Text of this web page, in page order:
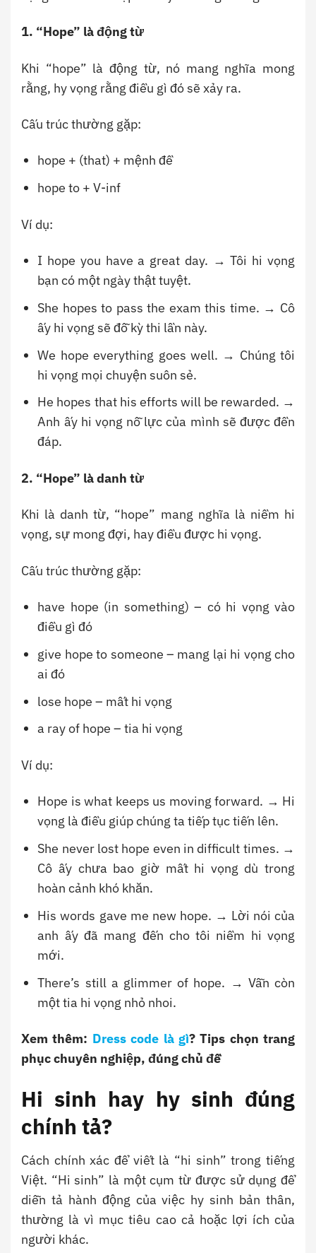
1. “Hope” là động từ
Khi “hope” là động từ, nó mang nghĩa mong
rằng, hy vọng rằng điều gì đó sẽ xảy ra.
Cấu trúc thường gặp:
hope + (that) + mệnh đề
hope to + V-inf
Ví dụ:
I hope you have a great day. → Tôi hi vọng
bạn có một ngày thật tuyệt.
She hopes to pass the exam this time. → Cô
ấy hi vọng sẽ đỗ kỳ thi lần này.
We hope everything goes well. → Chúng tôi
hi vọng mọi chuyện suôn sẻ.
He hopes that his efforts will be rewarded. →
Anh ấy hi vọng nỗ lực của mình sẽ được đền
đáp.
2. “Hope” là danh từ
Khi là danh từ, “hope” mang nghĩa là niềm hi
vọng, sự mong đợi, hay điều được hi vọng.
Cấu trúc thường gặp:
have hope (in something) – có hi vọng vào
điều gì đó
give hope to someone – mang lại hi vọng cho
ai đó
lose hope – mất hi vọng
a ray of hope – tia hi vọng
Ví dụ:
Hope is what keeps us moving forward. → Hi
vọng là điều giúp chúng ta tiếp tục tiến lên.
She never lost hope even in difficult times. →
Cô ấy chưa bao giờ mất hi vọng dù trong
hoàn cảnh khó khăn.
His words gave me new hope. → Lời nói của
anh ấy đã mang đến cho tôi niềm hi vọng
mới.
There’s still a glimmer of hope. → Vẫn còn
một tia hi vọng nhỏ nhoi.
Xem thêm: Dress code là gì? Tips chọn trang
phục chuyên nghiệp, đúng chủ đề
Hi sinh hay hy sinh đúng
chính tả?
Cách chính xác để viết là “hi sinh” trong tiếng
Việt. “Hi sinh” là một cụm từ được sử dụng để
diễn tả hành động của việc hy sinh bản thân,
thường là vì mục tiêu cao cả hoặc lợi ích của
người khác.